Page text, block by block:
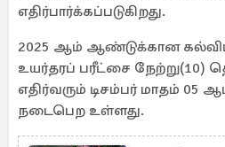
எதிர்பார்க்கப்படுகிறது.
2025 ஆம் ஆண்டுக்கான
உயர்தரப் பரீட்சை நேற்று(10)
எதிர்வரும் டிசம்பர் மாதம் 05
நடைபெற உள்ளது.